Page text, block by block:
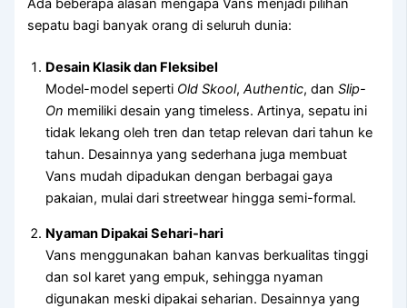
Ada beberapa alasan mengapa Vans menjadi pilihan
sepatu bagi banyak orang di seluruh dunia:
Desain Klasik dan Fleksibel
Model-model seperti Old Skool,Authentic, danSlip-
On memiliki desain yang timeless. Artinya, sepatu ini
tidak lekang oleh tren dan tetap relevan dari tahun ke
tahun. Desainnya yang sederhana juga membuat
Vans mudah dipadukan dengan berbagai gaya
pakaian, mulai dari streetwear hingga semi-formal.
Nyaman Dipakai Sehari-hari
Vans menggunakan bahan kanvas berkualitas tinggi
dan sol karet yang empuk, sehingga nyaman
digunakan meski dipakai seharian. Desainnya yang